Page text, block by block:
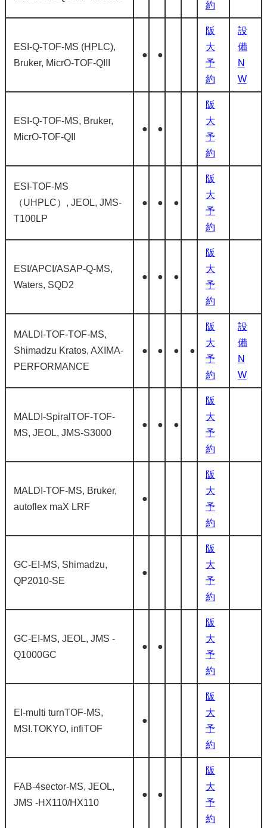
約
ESI-Q-TOF-MS (HPLC),
Bruker, MicrO-TOF-QIII
● ●
阪
大
予
約
設
備
N
W
ESI-Q-TOF-MS, Bruker,
MicrO-TOF-QII
● ●
阪
大
予
約
ESI-TOF-MS
（UHPLC）, JEOL, JMS-
T100LP
● ● ●
阪
大
予
約
ESI/APCI/ASAP-Q-MS,
Waters, SQD2
● ● ●
阪
大
予
約
MALDI-TOF-TOF-MS,
Shimadzu Kratos, AXIMA-
PERFORMANCE
● ● ● ●
阪
大
予
約
設
備
N
W
MALDI-SpiralTOF-TOF-
MS, JEOL, JMS-S3000
● ● ●
阪
大
予
約
MALDI-TOF-MS, Bruker,
autoflex maX LRF
●
阪
大
予
約
GC-EI-MS, Shimadzu,
QP2010-SE
●
阪
大
予
約
GC-EI-MS, JEOL, JMS -
Q1000GC
● ●
阪
大
予
約
EI-multi turnTOF-MS,
MSI.TOKYO, infiTOF
●
阪
大
予
約
FAB-4sector-MS, JEOL,
JMS -HX110/HX110
● ●
阪
大
予
約